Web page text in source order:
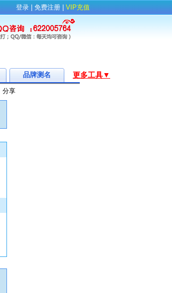
登录 免费注册 VIP充值
分享
更多工具▼
品牌测名